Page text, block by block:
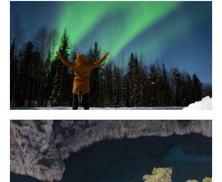
10 Tipps für eine erfolgreiche Jagd
auf Nordlichter
31. JANUAR 2018
Ein Campervan Roadtrip durch die